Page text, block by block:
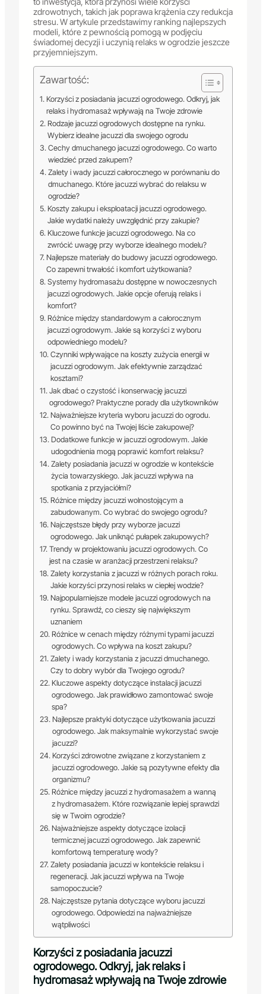
zdrowotnych, takich jak poprawa krążenia czy redukcja
stresu. W artykule przedstawimy ranking najlepszych
modeli, które z pewnością pomogą w podjęciu
świadomej decyzji i uczynią relaks w ogrodzie jeszcze
przyjemniejszym.
Zawartość:
Korzyści z posiadania jacuzzi ogrodowego. Odkryj, jak
relaks i hydromasaż wpływają na Twoje zdrowie
Rodzaje jacuzzi ogrodowych dostępne na rynku.
Wybierz idealne jacuzzi dla swojego ogrodu
Cechy dmuchanego jacuzzi ogrodowego. Co warto
wiedzieć przed zakupem?
Zalety i wady jacuzzi całorocznego w porównaniu do
dmuchanego. Które jacuzzi wybrać do relaksu w
ogrodzie?
Koszty zakupu i eksploatacji jacuzzi ogrodowego.
Jakie wydatki należy uwzględnić przy zakupie?
Kluczowe funkcje jacuzzi ogrodowego. Na co
zwrócić uwagę przy wyborze idealnego modelu?
Najlepsze materiały do budowy jacuzzi ogrodowego.
Co zapewni trwałość i komfort użytkowania?
Systemy hydromasażu dostępne w nowoczesnych
jacuzzi ogrodowych. Jakie opcje oferują relaks i
komfort?
Różnice między standardowym a całorocznym
jacuzzi ogrodowym. Jakie są korzyści z wyboru
odpowiedniego modelu?
Czynniki wpływające na koszty zużycia energii w
jacuzzi ogrodowym. Jak efektywnie zarządzać
kosztami?
Jak dbać o czystość i konserwację jacuzzi
ogrodowego? Praktyczne porady dla użytkowników
Najważniejsze kryteria wyboru jacuzzi do ogrodu.
Co powinno być na Twojej liście zakupowej?
Dodatkowe funkcje w jacuzzi ogrodowym. Jakie
udogodnienia mogą poprawić komfort relaksu?
Zalety posiadania jacuzzi w ogrodzie w kontekście
życia towarzyskiego. Jak jacuzzi wpływa na
spotkania z przyjaciółmi?
Różnice między jacuzzi wolnostojącym a
zabudowanym. Co wybrać do swojego ogrodu?
Najczęstsze błędy przy wyborze jacuzzi
ogrodowego. Jak uniknąć pułapek zakupowych?
Trendy w projektowaniu jacuzzi ogrodowych. Co
jest na czasie w aranżacji przestrzeni relaksu?
Zalety korzystania z jacuzzi w różnych porach roku.
Jakie korzyści przynosi relaks w ciepłej wodzie?
Najpopularniejsze modele jacuzzi ogrodowych na
rynku. Sprawdź, co cieszy się największym
uznaniem
Różnice w cenach między różnymi typami jacuzzi
ogrodowych. Co wpływa na koszt zakupu?
Zalety i wady korzystania z jacuzzi dmuchanego.
Czy to dobry wybór dla Twojego ogrodu?
Kluczowe aspekty dotyczące instalacji jacuzzi
ogrodowego. Jak prawidłowo zamontować swoje
spa?
Najlepsze praktyki dotyczące użytkowania jacuzzi
ogrodowego. Jak maksymalnie wykorzystać swoje
jacuzzi?
Korzyści zdrowotne związane z korzystaniem z
jacuzzi ogrodowego. Jakie są pozytywne efekty dla
organizmu?
Różnice między jacuzzi z hydromasażem a wanną
z hydromasażem. Które rozwiązanie lepiej sprawdzi
się w Twoim ogrodzie?
Najważniejsze aspekty dotyczące izolacji
termicznej jacuzzi ogrodowego. Jak zapewnić
komfortową temperaturę wody?
Zalety posiadania jacuzzi w kontekście relaksu i
regeneracji. Jak jacuzzi wpływa na Twoje
samopoczucie?
Najczęstsze pytania dotyczące wyboru jacuzzi
ogrodowego. Odpowiedzi na najważniejsze
wątpliwości
Korzyści z posiadania jacuzzi
ogrodowego. Odkryj, jak relaks i
hydromasaż wpływają na Twoje zdrowie